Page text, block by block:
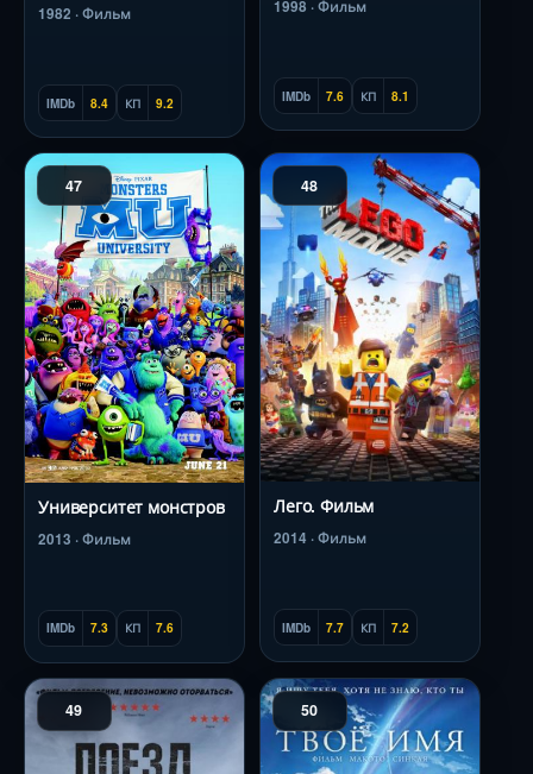
1982 · Фильм
IMDb 8.4 КП 9.2
1998 · Фильм
IMDb 7.6 КП 8.1
47
Университет монстров
2013 · Фильм
IMDb 7.3 КП 7.6
48
Лего. Фильм
2014 · Фильм
IMDb 7.7 КП 7.2
49 50